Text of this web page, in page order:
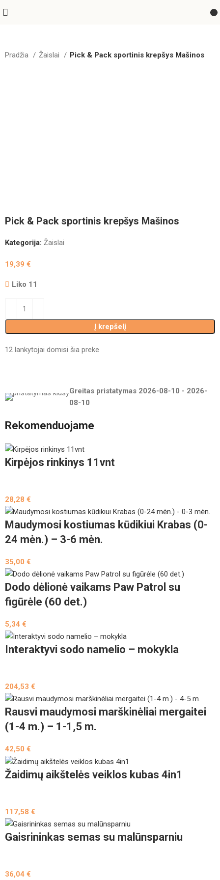
Pradžia Žaislai Pick & Pack sportinis krepšys Mašinos
Pick & Pack sportinis krepšys Mašinos
Kategorija: Žaislai
19,39€
Liko 11
Į krepšelį
12 lankytojai domisi šia preke
Greitas pristatymas 2026-08-10 - 2026-
08-10
Rekomenduojame
Kirpėjos rinkinys 11vnt
28,28€
Maudymosi kostiumas kūdikiui Krabas (0-
24 mėn.) – 3-6 mėn.
35,00€
Dodo dėlionė vaikams Paw Patrol su
figūrėle (60 det.)
5,34€
Interaktyvi sodo namelio – mokykla
204,53€
Rausvi maudymosi marškinėliai mergaitei
(1-4 m.) – 1-1,5 m.
42,50€
Žaidimų aikštelės veiklos kubas 4in1
117,58€
Gaisrininkas semas su malūnsparniu
36,04€